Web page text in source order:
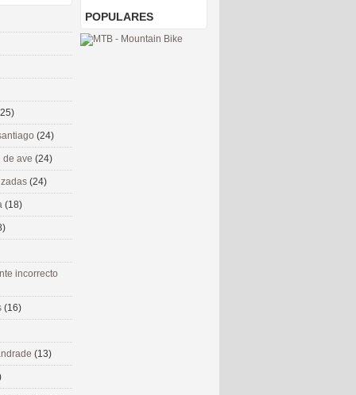
POPULARES
(24)
de ave (24)
(24)
(18)
incorrecto
(16)
(13)